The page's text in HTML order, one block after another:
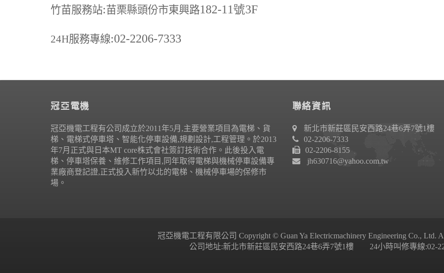
竹苗服務站:苗栗縣頭份市東興路182-11號3F
24H服務專線:02-2206-7333
冠亞電機
冠亞機電工程有公司成立於2011年5月,主要營業項目為電梯、貨
梯、電梯式停車塔、智能化停車設備,規劃設計,工程管理。於2013
年7月正式與日本MT core株式會社簽訂技術合作。此後投入電
梯、停車塔保養、維修工作項目,同年取得電梯與機械停車設備專
業廠商登記證,正式投入新竹以北的電梯、機械停車場的保修市
場。
聯絡資訊
新北市新莊區民安西路24巷6弄7號1樓
02-2206-7333
02-2206-8155
jh630716@yahoo.com.tw
冠亞機電工程有限公司 Copyright © Guan Ya Electricmachinery Engineering Co., Ltd.
公司地址:新北市新莊區民安西路24巷6弄7號1樓 24小時叫修專線:02-